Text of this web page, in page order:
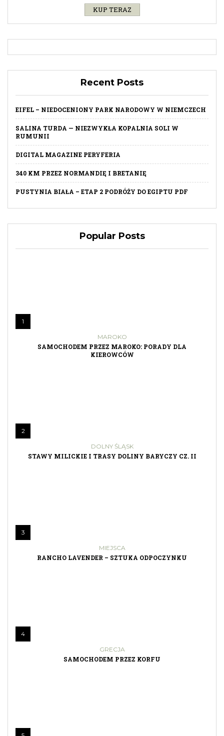
KUP TERAZ
Recent Posts
EIFEL – NIEDOCENIONY PARK NARODOWY W NIEMCZECH
SALINA TURDA — NIEZWYKŁA KOPALNIA SOLI W
RUMUNII
DIGITAL MAGAZINE PERYFERIA
340 KM PRZEZ NORMANDIĘ I BRETANIĘ
PUSTYNIA BIAŁA – ETAP 2 PODRÓŻY DO EGIPTU PDF
Popular Posts
1
MAROKO
SAMOCHODEM PRZEZ MAROKO: PORADY DLA
KIEROWCÓW
2
DOLNY ŚLĄSK
STAWY MILICKIE I TRASY DOLINY BARYCZY CZ. II
3
MIEJSCA
RANCHO LAVENDER – SZTUKA ODPOCZYNKU
4
GRECJA
SAMOCHODEM PRZEZ KORFU